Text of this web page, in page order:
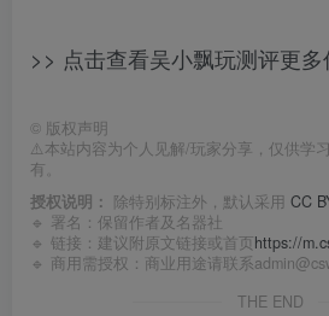
>> 点击查看吴小飘玩测评更多
© 版权声明
⚠️本站内容为个人见解/玩家分享，仅供学
有。
授权说明： 除特别标注外，默认采用 CC
🔹 署名：保留作者及 名器社
🔹 链接：建议附原文链接或首页https://
🔹 商用需授权：商业用途请联系
THE END